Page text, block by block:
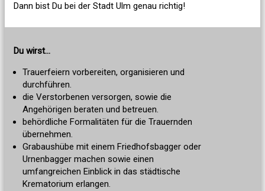
Dann bist Du bei der Stadt Ulm genau richtig!
Du wirst...
Trauerfeiern vorbereiten, organisieren und
durchführen.
die Verstorbenen versorgen, sowie die
Angehörigen beraten und betreuen.
behördliche Formalitäten für die Trauernden
übernehmen.
Grabaushübe mit einem Friedhofsbagger oder
Urnenbagger machen sowie einen
umfangreichen Einblick in das städtische
Krematorium erlangen.